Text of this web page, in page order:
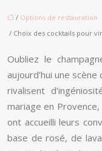
/ Options de restauration
/ Choix des cocktails pour
Oubliez le
aujourd’hui une
rivalisent
mariage en
ont accueilli leurs
base de rosé, de